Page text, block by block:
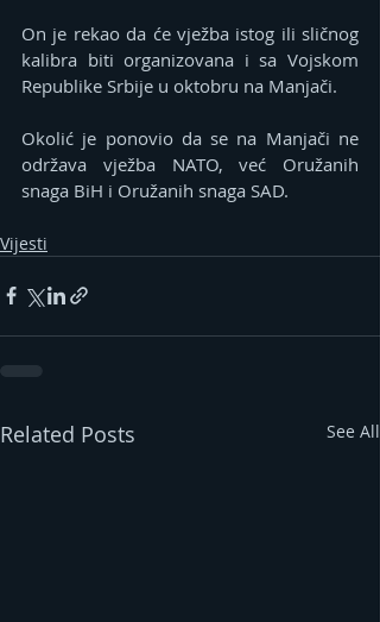
On je rekao da će vježba istog ili sličnog
kalibra biti organizovana i sa Vojskom
Republike Srbije u oktobru na Manjači.
Okolić je ponovio da se na Manjači ne
održava vježba NATO, već Oružanih
snaga BiH i Oružanih snaga SAD.
Vijesti
Related Posts See All